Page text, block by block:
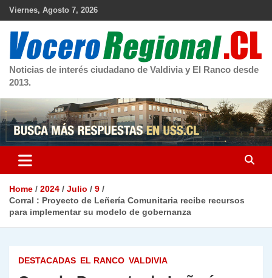
Skip
Viernes, Agosto 7, 2026
Noticias de interés ciudadano de Valdivia y El Ranco desde
2013.
Home 2024 Julio
9
Corral : Proyecto de Leñería Comunitaria recibe recursos
para implementar su modelo de gobernanza
DESTACADAS EL RANCO VALDIVIA